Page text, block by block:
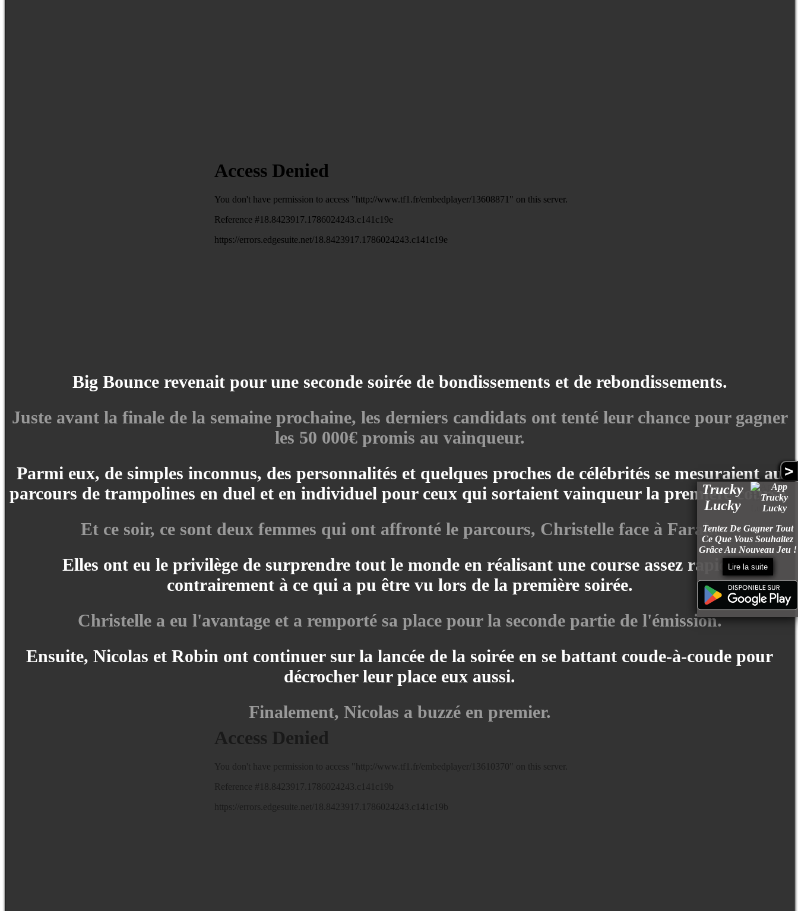
>
Trucky
Lucky
Tentez De Gagner Tout
Ce Que Vous Souhaitez
Grâce Au Nouveau Jeu !
Lire la suite
Big Bounce revenait pour une seconde soirée de bondissements et de rebondissements.
Juste avant la finale de la semaine prochaine, les derniers candidats ont tenté leur chance pour gagner
les 50 000€ promis au vainqueur.
Parmi eux, de simples inconnus, des personnalités et quelques proches de célébrités se mesuraient au
parcours de trampolines en duel et en individuel pour ceux qui sortaient vainqueur la première course.
Et ce soir, ce sont deux femmes qui ont affronté le parcours, Christelle face à Farah.
Elles ont eu le privilège de surprendre tout le monde en réalisant une course assez rapide
contrairement à ce qui a pu être vu lors de la première soirée.
Christelle a eu l'avantage et a remporté sa place pour la seconde partie de l'émission.
Ensuite, Nicolas et Robin ont continuer sur la lancée de la soirée en se battant coude-à-coude pour
décrocher leur place eux aussi.
Finalement, Nicolas a buzzé en premier.